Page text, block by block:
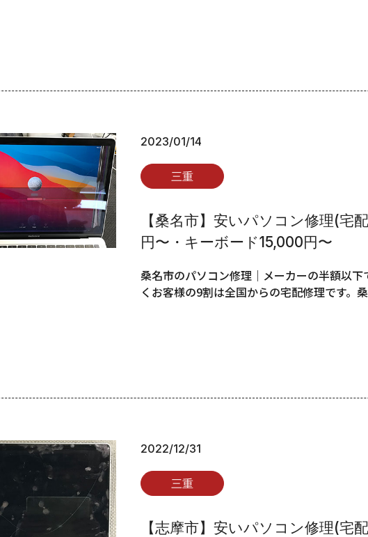
2023/01/14
三重
【桑名市】安いパソコン修理(宅
円〜・キーボード15,000円〜
桑名市のパソコン修理｜メーカーの半額以
くお客様の9割は全国からの宅配修理です。
2022/12/31
三重
【志摩市】安いパソコン修理(宅